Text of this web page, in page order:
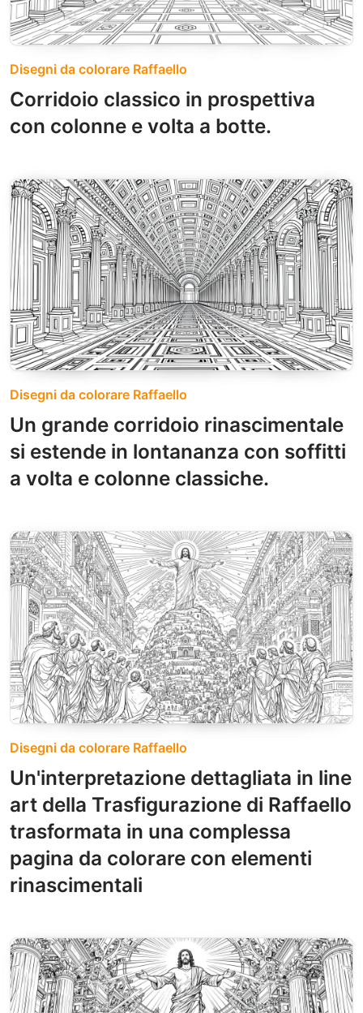
Disegni da colorare Raffaello
Corridoio classico in prospettiva
con colonne e volta a botte.
Disegni da colorare Raffaello
Un grande corridoio rinascimentale
si estende in lontananza con soffitti
a volta e colonne classiche.
Disegni da colorare Raffaello
Un'interpretazione dettagliata in line
art della Trasfigurazione di Raffaello
trasformata in una complessa
pagina da colorare con elementi
rinascimentali